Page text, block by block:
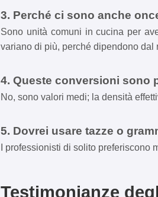
3. Perché ci sono anche
Sono unità comuni in cucina per
variano di più, perché dipendono
4. Queste conversioni sono
No, sono valori medi; la densità
5. Dovrei usare tazze o
I professionisti di solito
Testimonianze